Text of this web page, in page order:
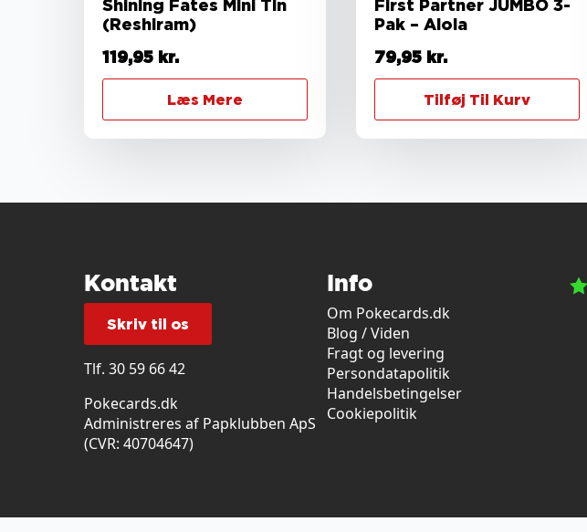
Shining Fates Mini Tin
(Reshiram)
119,95 kr.
Læs Mere
First Partner JUMBO 3-
Pak – Alola
79,95 kr.
Tilføj Til Kurv
Kontakt
Skriv til os
Tlf. 30 59 66 42
Pokecards.dk
Administreres af Papklubben ApS
(CVR: 40704647)
Info
Om Pokecards.dk
Blog / Viden
Fragt og levering
Persondatapolitik
Handelsbetingelser
Cookiepolitik